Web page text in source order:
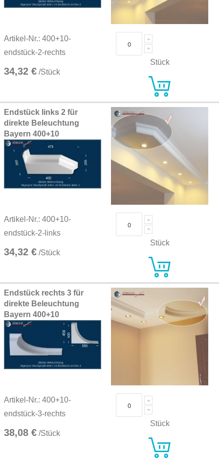
Artikel-Nr.: 400+10-
endstück-2-rechts
34,32 € /Stück
Stück
Endstück links 2 für
direkte Beleuchtung
Bayern 400+10
Artikel-Nr.: 400+10-
endstück-2-links
34,32 € /Stück
Stück
Endstück rechts 3 für
direkte Beleuchtung
Bayern 400+10
Artikel-Nr.: 400+10-
endstück-3-rechts
38,08 € /Stück
Stück